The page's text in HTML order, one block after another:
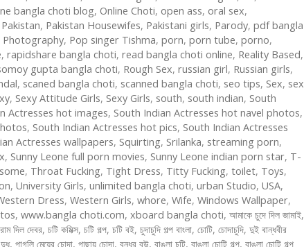
bangla choti blog, Online Choti, open ass, oral sex,
Pakistan, Pakistan Housewifes, Pakistani girls, Parody, pdf bangla
Photography, Pop singer Tishma, porn, porn tube, porno,
, rapidshare bangla choti, read bangla choti online, Reality Based,
gupta bangla choti, Rough Sex, russian girl, Russian girls,
, scaned bangla choti, scanned bangla choti, seo tips, Sex, sex
, Sexy Attitude Girls, Sexy Girls, south, south indian, South
Actresses hot images, South Indian Actresses hot navel photos,
, South Indian Actresses hot pics, South Indian Actresses
Actresses wallpapers, Squirting, Srilanka, streaming porn,
, Sunny Leone full porn movies, Sunny Leone indian porn star, T-
, Throat Fucking, Tight Dress, Titty Fucking, toilet, Toys,
, University Girls, unlimited bangla choti, urban Studio, USA,
Dress, Western Girls, whore, Wife, Windows Wallpaper,
, www.bangla choti.com, xboard bangla choti, আমাকে চুদে দিল জামাই,
দিল দেবর, চটি কমিক্স, চটি গল্প, চটি বই, চুদাচুদি গল্প বাংলা, চোটি, চোদাচুদি, দুই বান্ধবীর
, পাগলি মেয়ের চোদা, পাছায় চোদা, বন্ধুর বউ, বাঙলা চটি, বাঙলা চোটি গল্প, বাঙলা চোটি গল্প